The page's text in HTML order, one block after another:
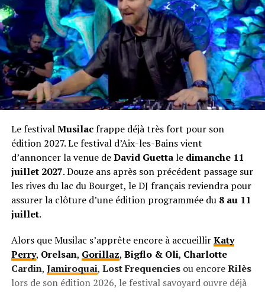
Le festivalMusilacfrappe déjà très fort pour son
édition 2027. Le festival d’Aix-les-Bains vient
d’annoncer la venue deDavid Guettale dimanche 11
juillet 2027. Douze ans après son précédent passage sur
les rives du lac du Bourget, le DJ français reviendra pour
assurer la clôture d’une édition programmée du 8 au 11
juillet.
Alors que Musilac s’apprête encore à accueillirKaty
Perry, Orelsan, Gorillaz, Bigflo & Oli, Charlotte
Cardin, Jamiroquai, Lost Frequenciesou encoreRilès
lors de son édition 2026, le festival savoyard ouvre déjà